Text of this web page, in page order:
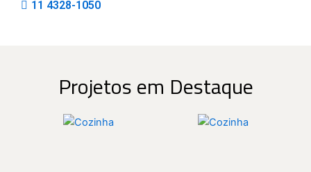
11 4328-1050
Projetos em Destaque